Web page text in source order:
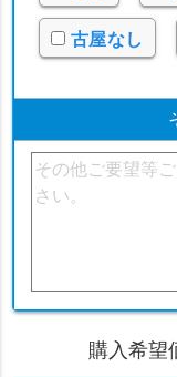
古屋なし
購入希望